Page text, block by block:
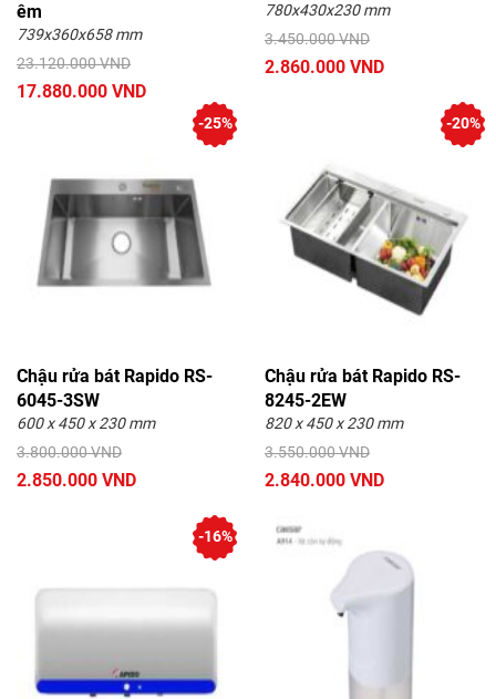
êm
739x360x658 mm
23.120.000 VND
17.880.000 VND
780x430x230 mm
3.450.000 VND
2.860.000 VND
Chậu rửa bát Rapido RS-
6045-3SW
600 x 450 x 230 mm
3.800.000 VND
2.850.000 VND
-25%
Chậu rửa bát Rapido RS-
8245-2EW
820 x 450 x 230 mm
3.550.000 VND
2.840.000 VND
-20%
-16%